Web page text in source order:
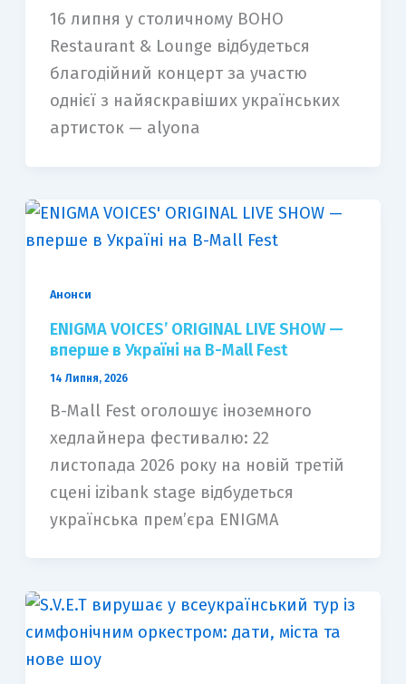
16 липня у столичному BOHO
Restaurant & Lounge відбудеться
благодійний концерт за участю
однієї з найяскравіших українських
артисток — alyona
Анонси
ENIGMA VOICES’ ORIGINAL LIVE SHOW —
вперше в Україні на B-Mall Fest
14 Липня, 2026
B-Mall Fest оголошує іноземного
хедлайнера фестивалю: 22
листопада 2026 року на новій третій
сцені izibank stage відбудеться
українська прем’єра ENIGMA